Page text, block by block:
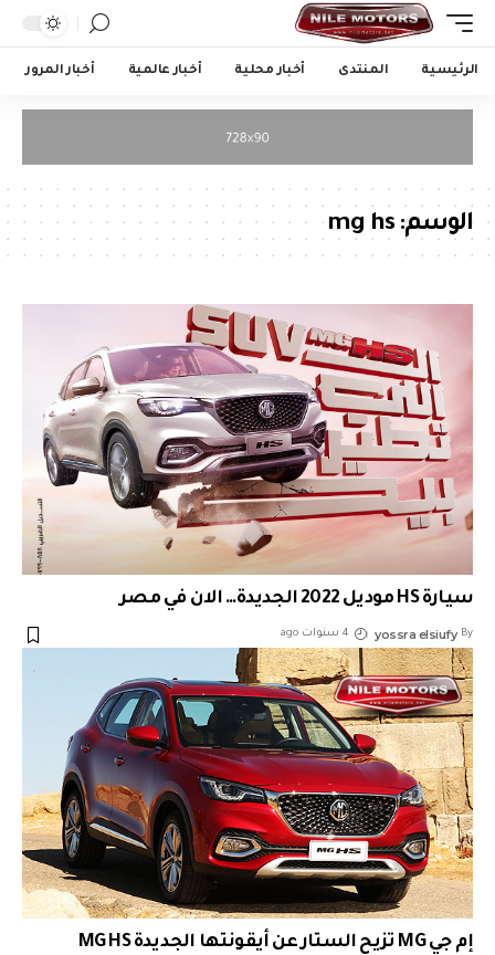
الرئيسية المنتدى أخبار محلية أخبار عالمية أخبار المرور
الوسم:mg hs
سيارة HS موديل 2022 الجديدة… الان في مصر
By
yossra elsiufy 4 سنوات ago
إم جي MG تزيح الستار عن أيقونتها الجديدة MG HS